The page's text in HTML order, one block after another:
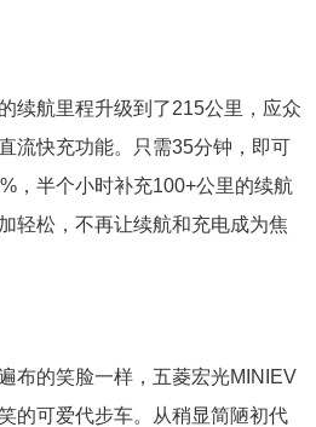
续航里程升级到了215公里，应众
流快充功能。只需35分钟，即可
，半个小时补充100+公里的续航
轻松，不再让续航和充电成为焦
布的笑脸一样，五菱宏光MINIEV
的可爱代步车。从稍显简陋初代